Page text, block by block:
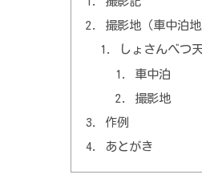
撮影地（車中泊地
しょさんべつ
車中泊
撮影地
作例
あとがき